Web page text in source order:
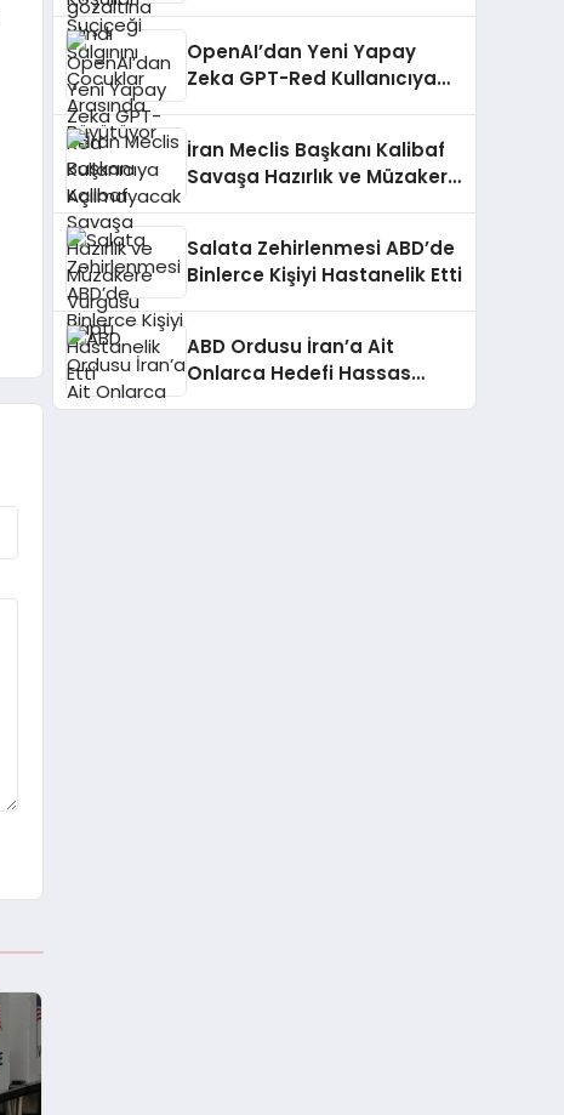
OpenAI’dan Yeni Yapay
Zeka GPT-Red Kullanıcıya
İran Meclis Başkanı Kalibaf
Savaşa Hazırlık ve Müzakere
Salata Zehirlenmesi ABD’de
Binlerce Kişiyi Hastanelik Etti
ABD Ordusu İran’a Ait
Onlarca Hedefi Hassas